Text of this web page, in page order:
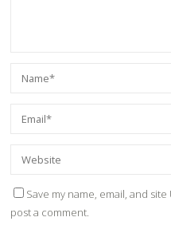
Save my name, email, and
post a comment.